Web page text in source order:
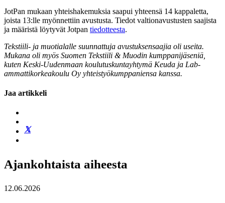
JotPan mukaan yhteishakemuksia saapui yhteensä 14 kappaletta,
joista 13:lle myönnettiin avustusta. Tiedot valtionavustusten saajista
ja määristä löytyvät Jotpan tiedotteesta.
Tekstiili- ja muotialalle suunnattuja avustuksensaajia oli useita.
Mukana oli myös Suomen Tekstiili & Muodin kumppanijäseniä,
kuten Keski-Uudenmaan koulutuskuntayhtymä Keuda ja Lab-
ammattikorkeakoulu Oy yhteistyökumppaniensa kanssa.
Jaa artikkeli
Ajankohtaista aiheesta
12.06.2026